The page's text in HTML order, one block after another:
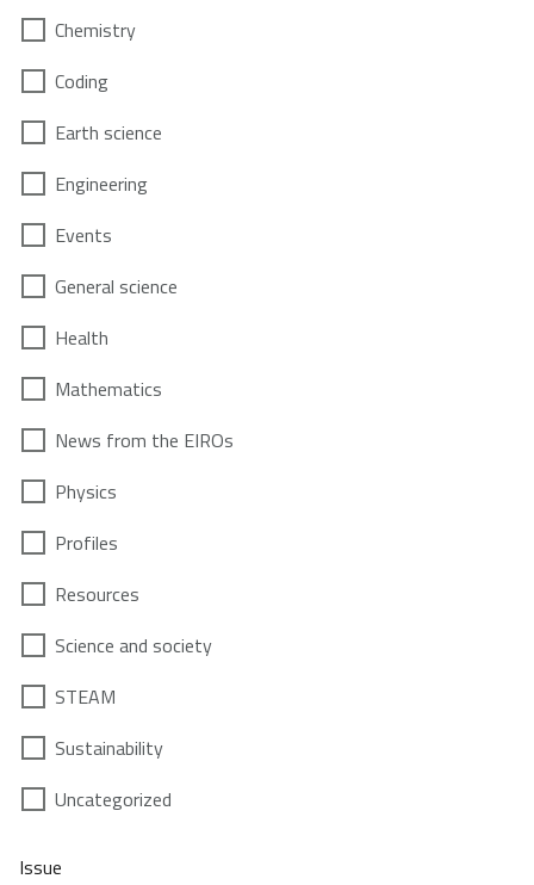
Chemistry
Coding
Earth science
Engineering
Events
General science
Health
Mathematics
News from the EIROs
Physics
Profiles
Resources
Science and society
STEAM
Sustainability
Uncategorized
Issue